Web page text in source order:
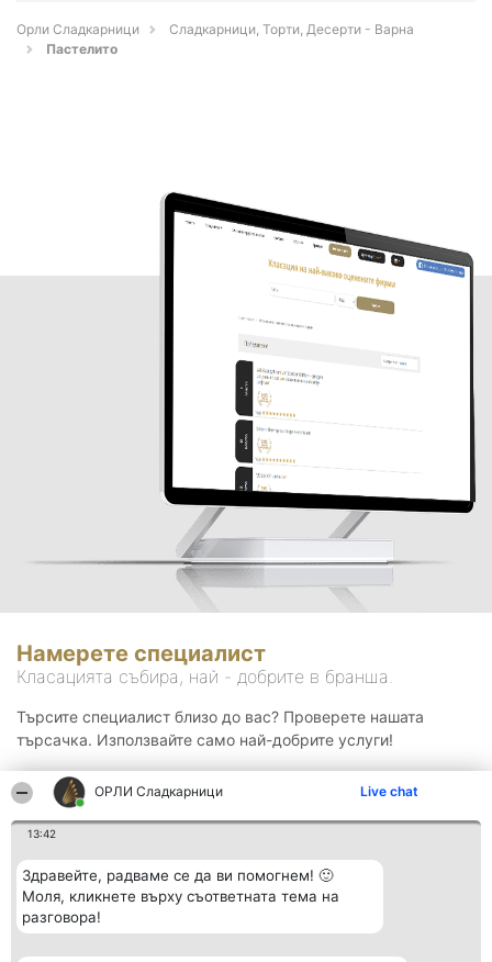
ОРЛИ Сладкарници Live chat
13:42
Здравейте, радваме се да ви помогнем! 🙂
Моля, кликнете върху съответната тема на
разговора!
Орли Сладкарници
Сладкарници, Торти, Десерти - Варна
Пастелито
Намерете специалист
Класацията събира, най - добрите в бранша.
Търсите специалист близо до вас? Проверете нашата
търсачка. Използвайте само най-добрите услуги!